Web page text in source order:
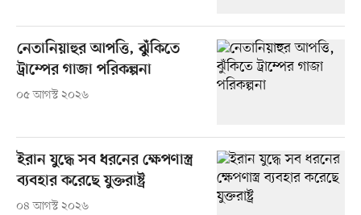
নেতানিয়াহুর আপত্তি, ঝুঁকিতে
ট্রাম্পের গাজা পরিকল্পনা
০৫ আগস্ট ২০২৬
ইরান যুদ্ধে সব ধরনের ক্ষেপণাস্ত্র
ব্যবহার করেছে যুক্তরাষ্ট্র
০৪ আগস্ট ২০২৬